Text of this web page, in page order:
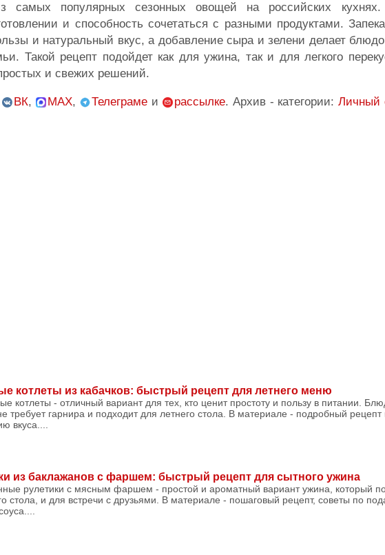
самых популярных сезонных овощей на российских
и способность сочетаться с разными продуктами.
и натуральный вкус, а добавление сыра и зелени делает
Такой рецепт подойдет как для ужина, так и для легкого
и свежих решений.
ВК, MAX, Телеграме и рассылке. Архив - категории:Личный
котлеты из кабачков: быстрый рецепт для летнего меню
котлеты - отличный вариант для тех, кто ценит простоту и пользу в питании.
требует гарнира и подходит для летнего стола. В материале - подробный рецепт
вкуса....
из баклажанов с фаршем: быстрый рецепт для сытного ужина
рулетики с мясным фаршем - простой и ароматный вариант ужина, который
стола, и для встречи с друзьями. В материале - пошаговый рецепт, советы по